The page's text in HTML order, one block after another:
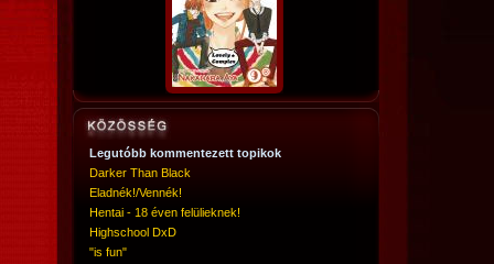
Legutóbb kommentezett topikok
Darker Than Black
Eladnék!/Vennék!
Hentai - 18 éven felülieknek!
Highschool DxD
"is fun"